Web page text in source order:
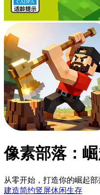
像素部落：
从零开始，打造你的崛起部
建造简约竖屏休闲生存